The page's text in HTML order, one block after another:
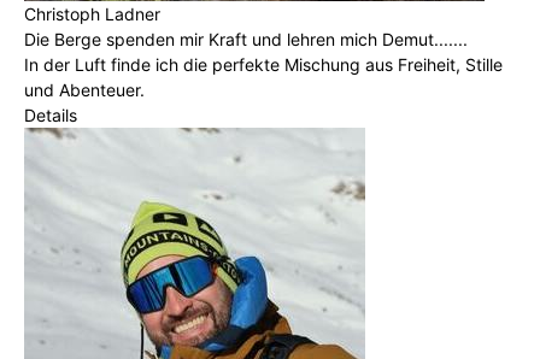
Christoph Ladner
Die Berge spenden mir Kraft und lehren mich Demut.......
In der Luft finde ich die perfekte Mischung aus Freiheit, Stille
und Abenteuer.
Details